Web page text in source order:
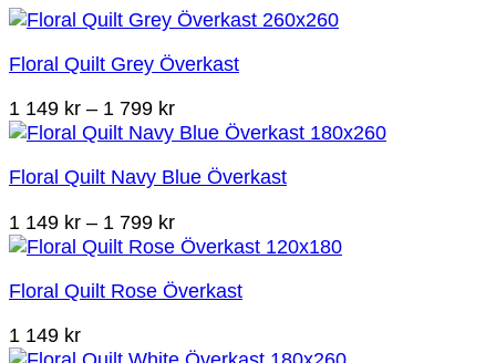
Floral Quilt Grey Överkast
1 149 kr – 1 799 krPrisintervall:
1
till
Floral Quilt Navy Blue Överkast
1 149 kr – 1 799 krPrisintervall:
1
till
Floral Quilt Rose Överkast
1 149 kr